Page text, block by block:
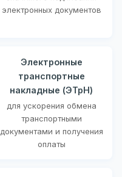
электронных документов
Электронные
транспортные
накладные (ЭТрН)
для ускорения обмена
транспортными
документами и получения
оплаты